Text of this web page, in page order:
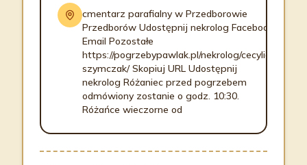
cmentarz parafialny w Przedborowie
Przedborów Udostępnij nekrolog Facebook
Email Pozostałe
https://pogrzebypawlak.pl/nekrolog/cecylia-
szymczak/ Skopiuj URL Udostępnij
nekrolog Różaniec przed pogrzebem
odmówiony zostanie o godz. 10:30.
Różańce wieczorne od